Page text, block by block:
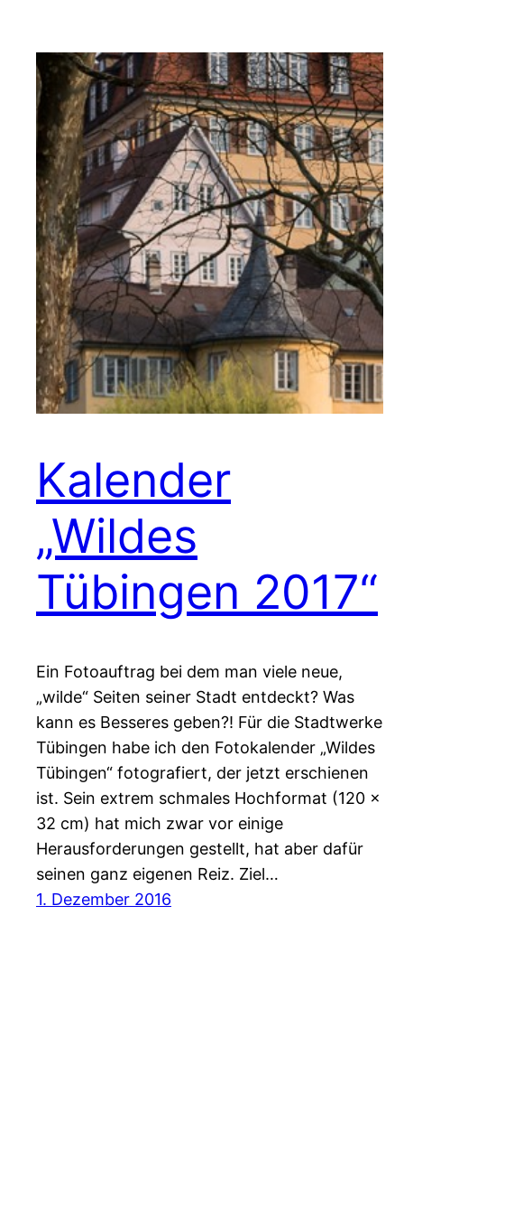
Kalender
„Wildes
Tübingen 2017“
Ein Fotoauftrag bei dem man viele neue,
„wilde“ Seiten seiner Stadt entdeckt? Was
kann es Besseres geben?! Für die Stadtwerke
Tübingen habe ich den Fotokalender „Wildes
Tübingen“ fotografiert, der jetzt erschienen
ist. Sein extrem schmales Hochformat (120 x
32 cm) hat mich zwar vor einige
Herausforderungen gestellt, hat aber dafür
seinen ganz eigenen Reiz. Ziel…
1. Dezember 2016